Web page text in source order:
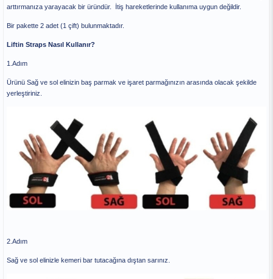
arttırmanıza yarayacak bir üründür. İtiş hareketlerinde kullanıma uygun değildir.
Bir pakette 2 adet (1 çift) bulunmaktadır.
Liftin Straps Nasıl Kullanır?
1.Adım
Ürünü Sağ ve sol elinizin baş parmak ve işaret parmağınızın arasında olacak şekilde
yerleştiriniz.
2.Adım
Sağ ve sol elinizle kemeri bar tutacağına dıştan sarınız.